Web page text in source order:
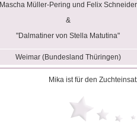
Mascha Müller-Pering und Felix Schneider
&
"Dalmatiner von Stella Matutina"
Weimar (Bundesland Thüringen)
Mika ist für den